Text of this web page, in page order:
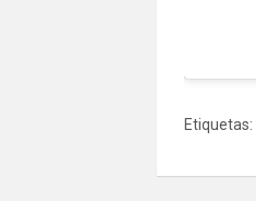
Etiquetas: